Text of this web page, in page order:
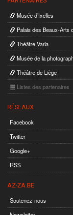
Musée d’Ixelles
Palais des Beaux-Arts
Théâtre Varia
Musée de la
Théâtre de Liège
Listes des partenaires
RÉSEAUX
Facebook
Twitter
Google+
RSS
AZ-ZA.BE
Soutenez-nous